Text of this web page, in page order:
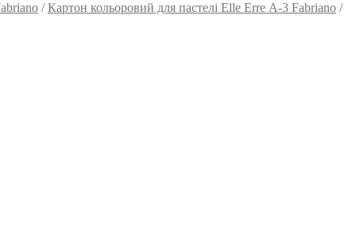
/Картон кольоровий для пастелі Elle Erre А-3 Fabriano /